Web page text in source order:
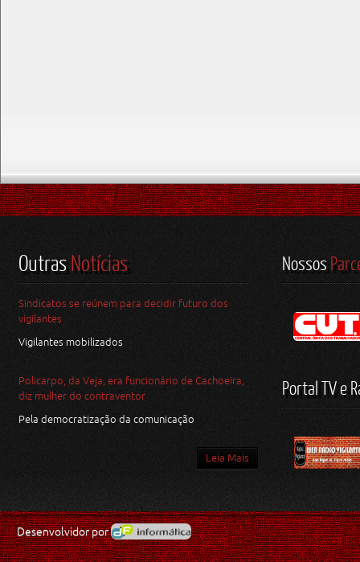
OutrasNotícias
Sindicatos se reúnem para decidir futuro dos
vigilantes
Vigilantes mobilizados
Policarpo, da Veja, era funcionário de Cachoeira,
diz mulher do contraventor
Pela democratização da comunicação
Leia Mais
Nossos
Portal TV e
Desenvolvidor por